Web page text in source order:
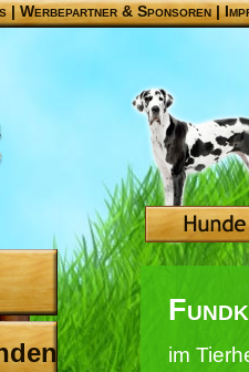
|Werbepartner & Sponsoren|
im